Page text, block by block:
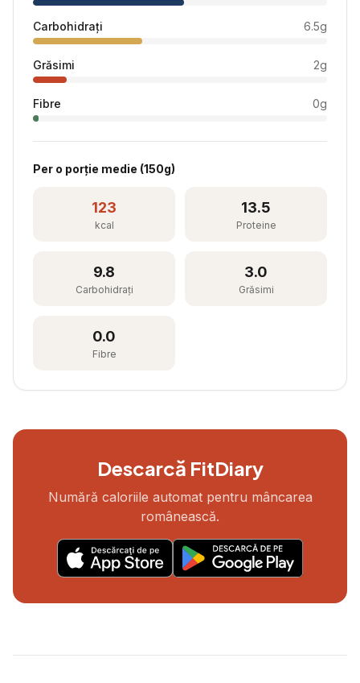
Carbohidrați 6.5g
Grăsimi 2g
Fibre 0g
Per o porție medie (150g)
123
kcal
13.5
Proteine
9.8
Carbohidrați
3.0
Grăsimi
0.0
Fibre
Descarcă FitDiary
Numără caloriile automat pentru mâncarea
românească.